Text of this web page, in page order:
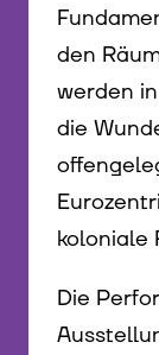
den
werden
die
koloniale
Die